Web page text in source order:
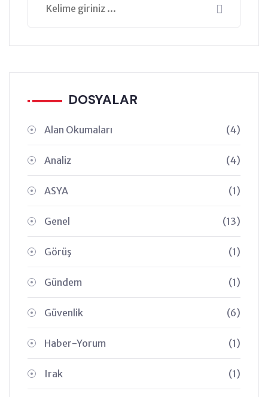
DOSYALAR
Alan Okumaları (4)
Analiz (4)
ASYA (1)
Genel (13)
Görüş (1)
Gündem (1)
Güvenlik (6)
Haber-Yorum (1)
Irak (1)